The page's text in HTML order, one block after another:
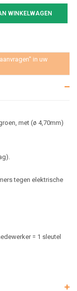
WINKELWAGEN
in uw
met (ø 4,70mm)
tegen elektrische
= 1 sleutel